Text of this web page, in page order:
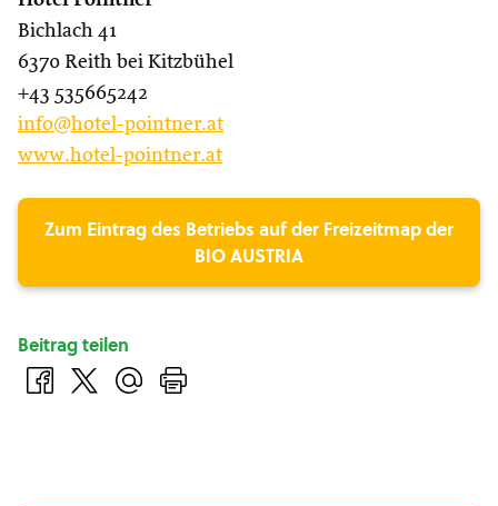
Bichlach 41
6370 Reith bei Kitzbühel
+43 535665242
info@hotel-pointner.at
www.hotel-pointner.at
Zum Eintrag des Betriebs auf der Freizeitmap der
BIO AUSTRIA
Beitrag teilen